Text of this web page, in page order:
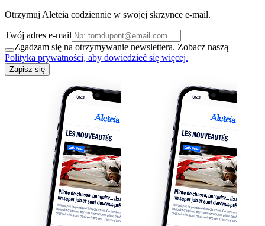
Otrzymuj Aleteia codziennie w swojej skrzynce e-mail.
Twój adres e-mail
Zgadzam się na otrzymywanie newslettera. Zobacz naszą
Polityka prywatności, aby dowiedzieć się więcej.
Zapisz się